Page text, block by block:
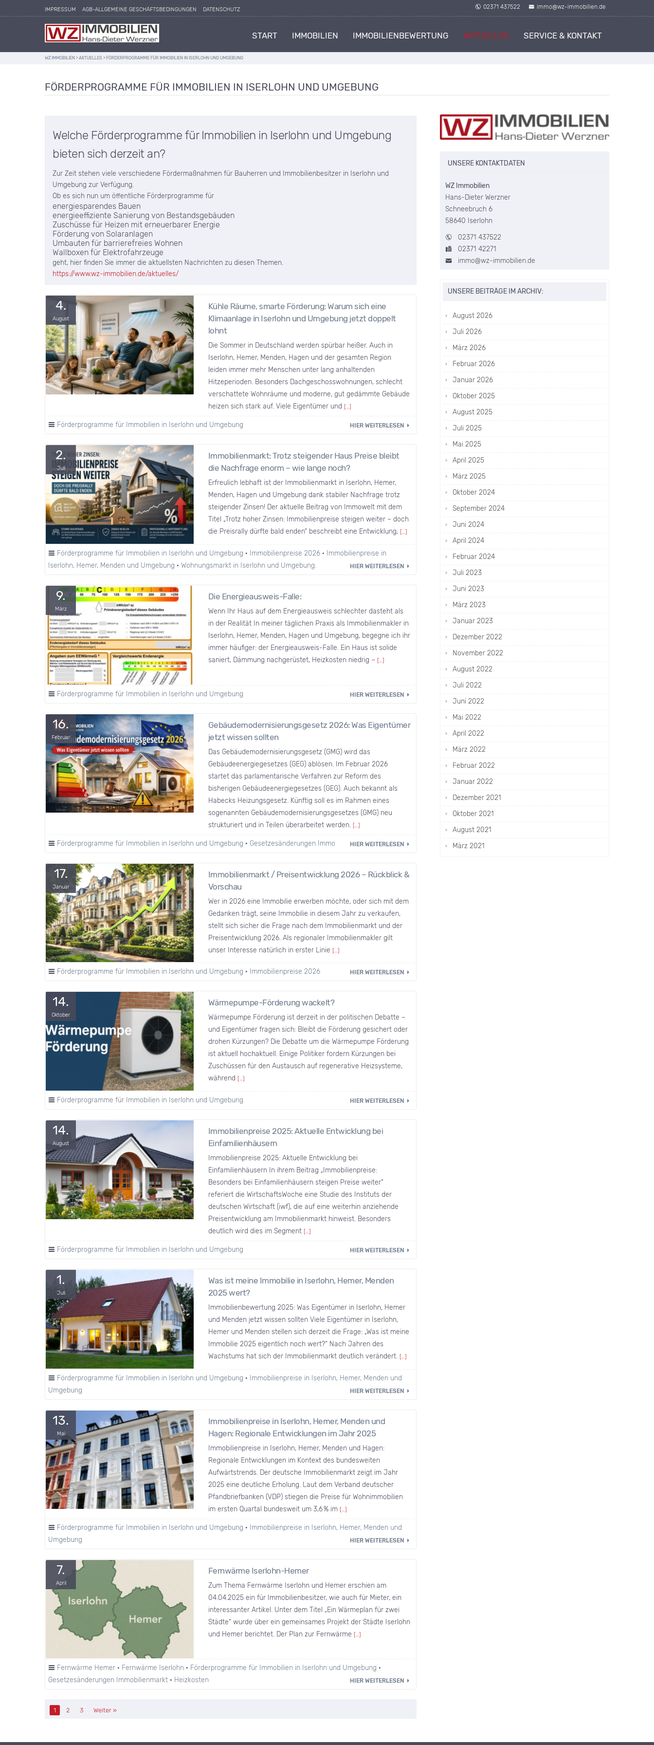
IMPRESSUM AGB-ALLGEMEINE GESCHÄFTSBEDINGUNGEN DATENSCHUTZ 02371 437522 immo@wz-immobilien.de
START IMMOBILIEN IMMOBILIENBEWERTUNG AKTUELLES SERVICE & KONTAKT
WZ IMMOBILIEN > AKTUELLES > FÖRDERPROGRAMME FÜR IMMOBILIEN IN ISERLOHN UND UMGEBUNG
FÖRDERPROGRAMME FÜR IMMOBILIEN IN ISERLOHN UND UMGEBUNG
Welche Förderprogramme für Immobilien in Iserlohn und Umgebung
bieten sich derzeit an?
Zur Zeit stehen viele verschiedene Fördermaßnahmen für Bauherren und Immobilienbesitzer in Iserlohn und
Umgebung zur Verfügung.
Ob es sich nun um öffentliche Förderprogramme für
energiesparendes Bauen
energieeffiziente Sanierung von Bestandsgebäuden
Zuschüsse für Heizen mit erneuerbarer Energie
Förderung von Solaranlagen
Umbauten für barrierefreies Wohnen
Wallboxen für Elektrofahrzeuge
geht, hier finden Sie immer die aktuellsten Nachrichten zu diesen Themen.
https://www.wz-immobilien.de/aktuelles/
4.
August
Kühle Räume, smarte Förderung: Warum sich eine
Klimaanlage in Iserlohn und Umgebung jetzt doppelt
lohnt
Die Sommer in Deutschland werden spürbar heißer. Auch in
Iserlohn, Hemer, Menden, Hagen und der gesamten Region
leiden immer mehr Menschen unter lang anhaltenden
Hitzeperioden. Besonders Dachgeschosswohnungen, schlecht
verschattete Wohnräume und moderne, gut gedämmte Gebäude
heizen sich stark auf. Viele Eigentümer und […]
Förderprogramme für Immobilien in Iserlohn und Umgebung HIER WEITERLESEN
2.
Juli
Immobilienmarkt: Trotz steigender Haus Preise bleibt
die Nachfrage enorm – wie lange noch?
Erfreulich lebhaft ist der Immobilienmarkt in Iserlohn, Hemer,
Menden, Hagen und Umgebung dank stabiler Nachfrage trotz
steigender Zinsen! Der aktuelle Beitrag von Immowelt mit dem
Titel „Trotz hoher Zinsen: Immobilienpreise steigen weiter – doch
die Preisrally dürfte bald enden“ beschreibt eine Entwicklung, […]
Förderprogramme für Immobilien in Iserlohn und Umgebung · Immobilienpreise 2026 · Immobilienpreise in
Iserlohn, Hemer, Menden und Umgebung · Wohnungsmarkt in Iserlohn und Umgebung. HIER WEITERLESEN
9.
März
Die Energieausweis-Falle:
Wenn Ihr Haus auf dem Energieausweis schlechter dasteht als
in der Realität In meiner täglichen Praxis als Immobilienmakler in
Iserlohn, Hemer, Menden, Hagen und Umgebung, begegne ich ihr
immer häufiger: der Energieausweis-Falle. Ein Haus ist solide
saniert, Dämmung nachgerüstet, Heizkosten niedrig – […]
Förderprogramme für Immobilien in Iserlohn und Umgebung HIER WEITERLESEN
16.
Februar
Gebäudemodernisierungsgesetz 2026: Was Eigentümer
jetzt wissen sollten
Das Gebäudemodernisierungsgesetz (GMG) wird das
Gebäudeenergiegesetzes (GEG) ablösen. Im Februar 2026
startet das parlamentarische Verfahren zur Reform des
bisherigen Gebäudeenergiegesetzes (GEG). Auch bekannt als
Habecks Heizungsgesetz. Künftig soll es im Rahmen eines
sogenannten Gebäudemodernisierungsgesetzes (GMG) neu
strukturiert und in Teilen überarbeitet werden. […]
Förderprogramme für Immobilien in Iserlohn und Umgebung · Gesetzesänderungen ImmobilienmarktHIER WEITERLESEN
17.
Januar
Immobilienmarkt / Preisentwicklung 2026 – Rückblick &
Vorschau
Wer in 2026 eine Immobilie erwerben möchte, oder sich mit dem
Gedanken trägt, seine Immobilie in diesem Jahr zu verkaufen,
stellt sich sicher die Frage nach dem Immobilienmarkt und der
Preisentwicklung 2026. Als regionaler Immobilienmakler gilt
unser Interesse natürlich in erster Linie […]
Förderprogramme für Immobilien in Iserlohn und Umgebung · Immobilienpreise 2026 HIER WEITERLESEN
14.
Oktober
Wärmepumpe-Förderung wackelt?
Wärmepumpe Förderung ist derzeit in der politischen Debatte –
und Eigentümer fragen sich: Bleibt die Förderung gesichert oder
drohen Kürzungen? Die Debatte um die Wärmepumpe Förderung
ist aktuell hochaktuell. Einige Politiker fordern Kürzungen bei
Zuschüssen für den Austausch auf regenerative Heizsysteme,
während […]
Förderprogramme für Immobilien in Iserlohn und Umgebung HIER WEITERLESEN
14.
August
Immobilienpreise 2025: Aktuelle Entwicklung bei
Einfamilienhäusern
Immobilienpreise 2025: Aktuelle Entwicklung bei
Einfamilienhäusern In ihrem Beitrag „Immobilienpreise:
Besonders bei Einfamilienhäusern steigen Preise weiter“
referiert die WirtschaftsWoche eine Studie des Instituts der
deutschen Wirtschaft (iwf), die auf eine weiterhin anziehende
Preisentwicklung am Immobilienmarkt hinweist. Besonders
deutlich wird dies im Segment […]
Förderprogramme für Immobilien in Iserlohn und Umgebung HIER WEITERLESEN
1.
Juli
Was ist meine Immobilie in Iserlohn, Hemer, Menden
2025 wert?
Immobilienbewertung 2025: Was Eigentümer in Iserlohn, Hemer
und Menden jetzt wissen sollten Viele Eigentümer in Iserlohn,
Hemer und Menden stellen sich derzeit die Frage: „Was ist meine
Immobilie 2025 eigentlich noch wert?“ Nach Jahren des
Wachstums hat sich der Immobilienmarkt deutlich verändert. […]
Förderprogramme für Immobilien in Iserlohn und Umgebung · Immobilienpreise in Iserlohn, Hemer, Menden und
Umgebung
HIER WEITERLESEN
13.
Mai
Immobilienpreise in Iserlohn, Hemer, Menden und
Hagen: Regionale Entwicklungen im Jahr 2025
Immobilienpreise in Iserlohn, Hemer, Menden und Hagen:
Regionale Entwicklungen im Kontext des bundesweiten
Aufwärtstrends. Der deutsche Immobilienmarkt zeigt im Jahr
2025 eine deutliche Erholung. Laut dem Verband deutscher
Pfandbriefbanken (VDP) stiegen die Preise für Wohnimmobilien
im ersten Quartal bundesweit um 3,6 % im […]
Förderprogramme für Immobilien in Iserlohn und Umgebung · Immobilienpreise in Iserlohn, Hemer, Menden und
Umgebung
HIER WEITERLESEN
7.
April
Fernwärme Iserlohn-Hemer
Zum Thema Fernwärme Iserlohn und Hemer erschien am
04.04.2025 ein für Immobilienbesitzer, wie auch für Mieter, ein
interessanter Artikel. Unter dem Titel „Ein Wärmeplan für zwei
Städte“ wurde über ein gemeinsames Projekt der Städte Iserlohn
und Hemer berichtet. Der Plan zur Fernwärme […]
Fernwärme Hemer · Fernwärme Iserlohn · Förderprogramme für Immobilien in Iserlohn und Umgebung ·
Gesetzesänderungen Immobilienmarkt · Heizkosten HIER WEITERLESEN
1 2 3 Weiter »
UNSERE KONTAKTDATEN
WZ Immobilien
Hans-Dieter Werzner
Schneebruch 6
58640 Iserlohn
02371 437522
02371 42271
immo@wz-immobilien.de
UNSERE BEITRÄGE IM ARCHIV:
August 2026
Juli 2026
März 2026
Februar 2026
Januar 2026
Oktober 2025
August 2025
Juli 2025
Mai 2025
April 2025
März 2025
Oktober 2024
September 2024
Juni 2024
April 2024
Februar 2024
Juli 2023
Juni 2023
März 2023
Januar 2023
Dezember 2022
November 2022
August 2022
Juli 2022
Juni 2022
Mai 2022
April 2022
März 2022
Februar 2022
Januar 2022
Dezember 2021
Oktober 2021
August 2021
März 2021